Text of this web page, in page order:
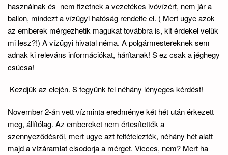
használnak és nem fizetnek a vezetékes ivóvízért, nem jár a
ballon, mindezt a vízügyi hatóság rendelte el. ( Mert ugye azok
az emberek mérgezhetik magukat továbbra is, kit érdekel velük
mi lesz?!) A vízügyi hivatal néma. A polgármestereknek sem
adnak ki releváns információkat, hárítanak! S ez csak a jéghegy
csúcsa!
Kezdjük az elején. S tegyünk fel néhány lényeges kérdést!
November 2-án vett vízminta eredménye két hét után érkezett
meg, állítólag. Az embereket nem értesítették a
szennyeződésről, mert ugye azt feltételezték, néhány hét alatt
majd a vízáramlat elsodorja a mérget. Vicces, nem? Mert ha